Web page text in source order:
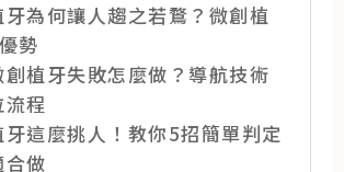
牙為何讓人趨之若鶩？微創植
勢
創植牙失敗怎麼做？導航技術
程
牙這麼挑人！教你5招簡單判定
合做